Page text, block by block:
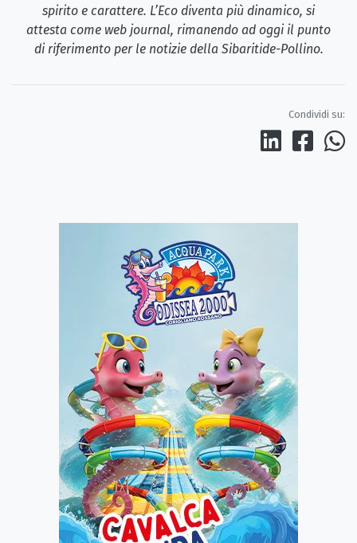
spirito e carattere. L’Eco diventa più dinamico, si
attesta come web journal, rimanendo ad oggi il punto
di riferimento per le notizie della Sibaritide-Pollino.
Condividi su: